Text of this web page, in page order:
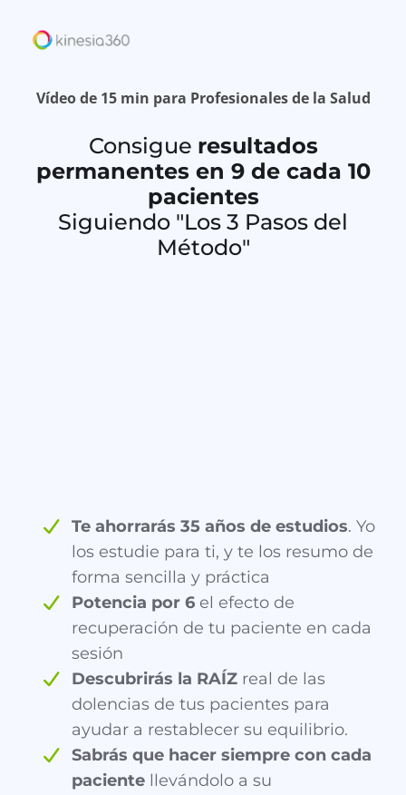
Vídeo de 15 min para Profesionales de la Salud
Consigue resultados
permanentes en 9 de cada 10
pacientes
Siguiendo "Los 3 Pasos del
Método"
Te ahorrarás 35 años de estudios. Yo
los estudie para ti, y te los resumo de
forma sencilla y práctica
Potencia por 6 el efecto de
recuperación de tu paciente en cada
sesión
Descubrirás la RAÍZ real de las
dolencias de tus pacientes para
ayudar a restablecer su equilibrio.
Sabrás que hacer siempre con cada
paciente llevándolo a su